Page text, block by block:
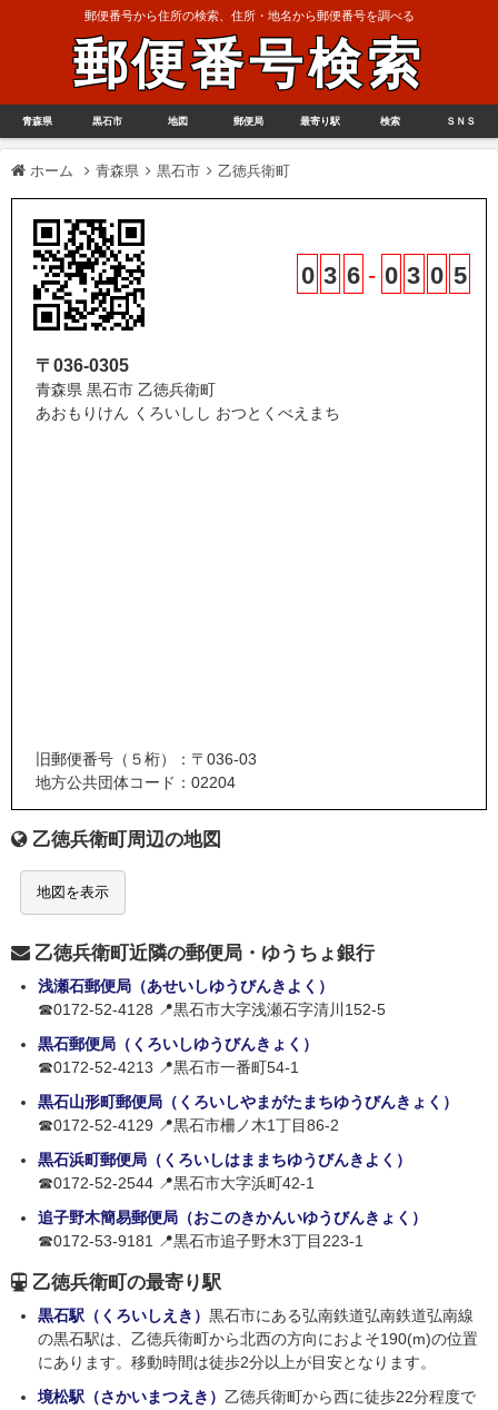
郵便番号から住所の検索、住所・地名から郵便番号を調べる
郵便番号検索
青森県 黒石市 地図 郵便局 最寄り駅 検索 ＳＮＳ
ホーム 青森県 黒石市 乙徳兵衛町
0 3 6 - 0 3 0 5
〒036-0305
青森県 黒石市 乙徳兵衛町
あおもりけん くろいしし おつとくべえまち
旧郵便番号（５桁）：〒036-03
地方公共団体コード：02204
乙徳兵衛町周辺の地図
地図を表示
乙徳兵衛町近隣の郵便局・ゆうちょ銀行
浅瀬石郵便局（あせいしゆうびんきよく）
☎0172-52-4128 📍黒石市大字浅瀬石字清川152-5
黒石郵便局（くろいしゆうびんきょく）
☎0172-52-4213 📍黒石市一番町54-1
黒石山形町郵便局（くろいしやまがたまちゆうびんきょく）
☎0172-52-4129 📍黒石市柵ノ木1丁目86-2
黒石浜町郵便局（くろいしはままちゆうびんきよく）
☎0172-52-2544 📍黒石市大字浜町42-1
追子野木簡易郵便局（おこのきかんいゆうびんきょく）
☎0172-53-9181 📍黒石市追子野木3丁目223-1
乙徳兵衛町の最寄り駅
黒石駅（くろいしえき） 黒石市にある弘南鉄道弘南鉄道弘南線
の黒石駅は、乙徳兵衛町から北西の方向におよそ190(m)の位置
にあります。移動時間は徒歩2分以上が目安となります。
境松駅（さかいまつえき） 乙徳兵衛町から西に徒歩22分程度で